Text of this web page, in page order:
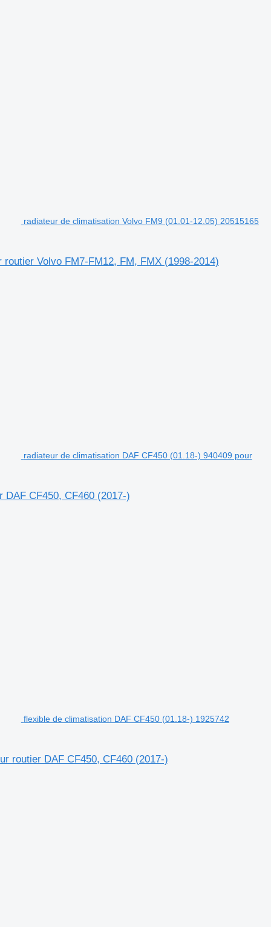
radiateur de climatisation Volvo FM9 (01.01-12.05) 20515165
Volvo FM7-FM12, FM, FMX (1998-2014)
radiateur de climatisation DAF CF450 (01.18-) 940409 pour
CF450, CF460 (2017-)
flexible de climatisation DAF CF450 (01.18-) 1925742
routier DAF CF450, CF460 (2017-)